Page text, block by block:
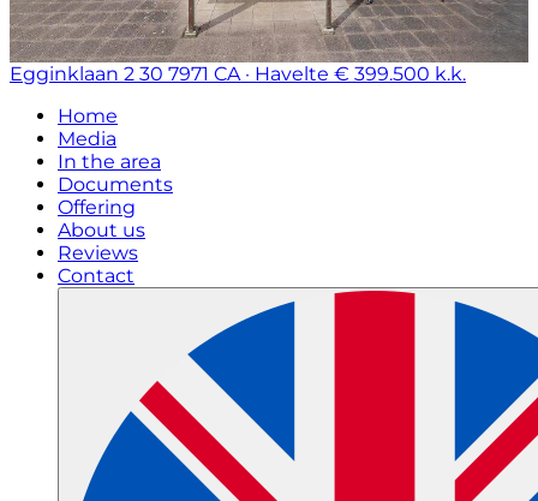
Egginklaan 2 30 7971 CA · Havelte € 399.500 k.k.
Home
Media
In the area
Documents
Offering
About us
Reviews
Contact